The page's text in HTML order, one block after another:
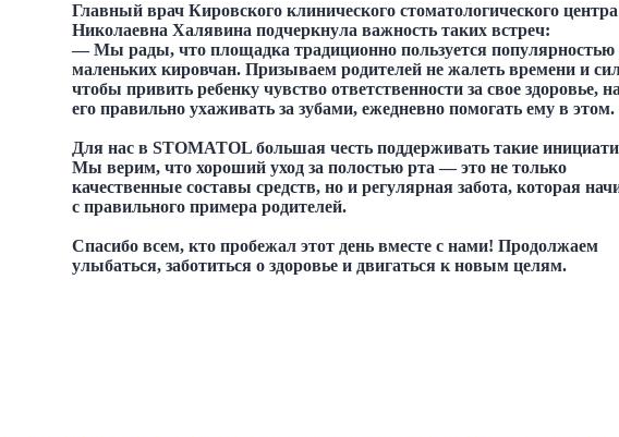
Главный врач Кировского клинического стоматологического
Николаевна Халявина подчеркнула важность таких встреч:
— Мы рады, что площадка традиционно пользуется популярностью
маленьких кировчан. Призываем родителей не жалеть времени и
чтобы привить ребенку чувство ответственности за свое здоровье,
его правильно ухаживать за зубами, ежедневно помогать ему в этом.
Для нас в STOMATOL большая честь поддерживать такие
Мы верим, что хороший уход за полостью рта — это не только
качественные составы средств, но и регулярная забота, которая
с правильного примера родителей.
Спасибо всем, кто пробежал этот день вместе с нами! Продолжаем
улыбаться, заботиться о здоровье и двигаться к новым целям.